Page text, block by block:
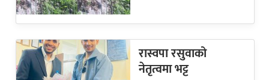
रास्वपा रसुवाको
नेतृत्वमा भट्ट